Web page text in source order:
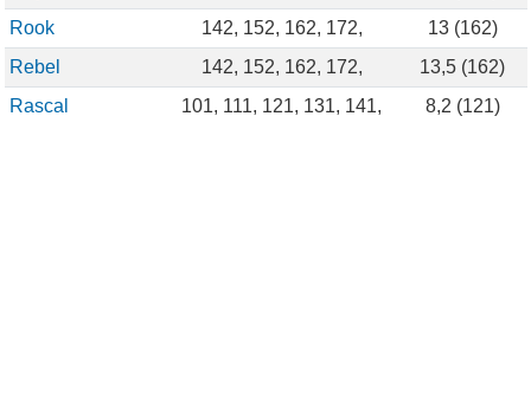
Rook
142, 152, 162, 172,
13 (162)
Rebel
142, 152, 162, 172,
13,5 (162)
Rascal
101, 111, 121, 131, 141, 8,2 (121)